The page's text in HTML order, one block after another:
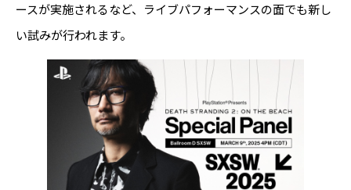
ースが実施されるなど、ライブパフォーマンスの面でも新し
い試みが行われます。